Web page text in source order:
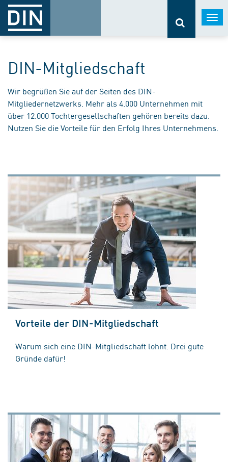
DIN-Mitgliedschaft
Wir begrüßen Sie auf der Seiten des DIN-
Mitgliedernetzwerks. Mehr als 4.000 Unternehmen mit
über 12.000 Tochtergesellschaften gehören bereits dazu.
Nutzen Sie die Vorteile für den Erfolg Ihres Unternehmens.
Vorteile der DIN-Mitgliedschaft
Warum sich eine DIN-Mitgliedschaft lohnt. Drei gute
Gründe dafür!